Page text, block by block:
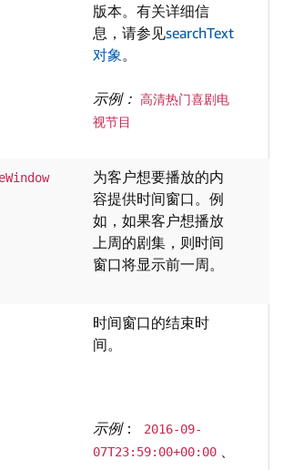
版本。有关详细信
息，请参见searchText
对象 。
示例： 高清热门喜剧电
视节目
为客户想要播放的内
容提供时间窗口。例
如，如果客户想播放
上周的剧集，则时间
窗口将显示前一周。
时间窗口的结束时
间。
示例：
2016-09-
07T23:59:00+00:00